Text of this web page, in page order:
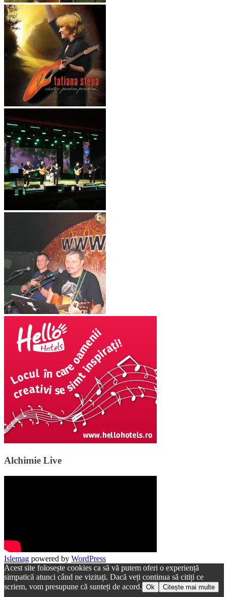
Alchimie Live
Islemag powered by WordPress
Acest site folosește cookies ca să vă putem oferi o experiență
simpatică atunci când ne vizitați. Dacă veți continua să citiți ce
scriem, vom presupune că sunteți de acord. Ok Citește mai multe